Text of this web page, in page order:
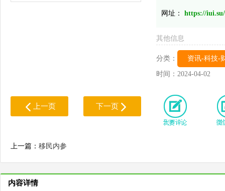
网址： https://iui.su/
其他信息
分类： 资讯-科技-
时间： 2024-04-02
上一页 下一页
上一篇： 移民内参
内容详情